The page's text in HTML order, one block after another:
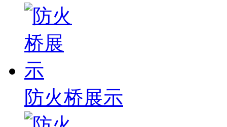
防火桥展示